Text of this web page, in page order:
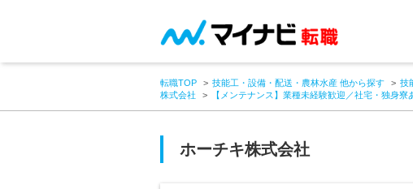
転職TOP 技能工・設備・配送・農林水産 他から探す 技
株式会社
【メンテナンス】業種未経験歓迎／社宅・独身
ホーチキ株式会社